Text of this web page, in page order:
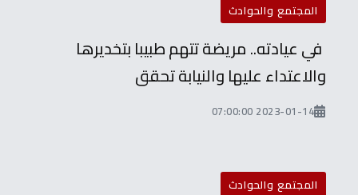
المجتمع والحوادث
في عيادته.. مريضة تتهم طبيبا بتخديرها
والاعتداء عليها والنيابة تحقق
2023-01-14 07:00:00
المجتمع والحوادث